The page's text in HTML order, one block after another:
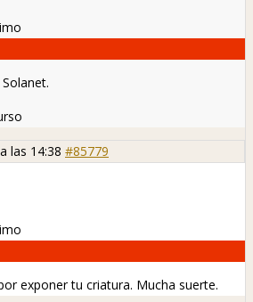
las 14:38 #85779
exponer tu criatura. Mucha suerte.